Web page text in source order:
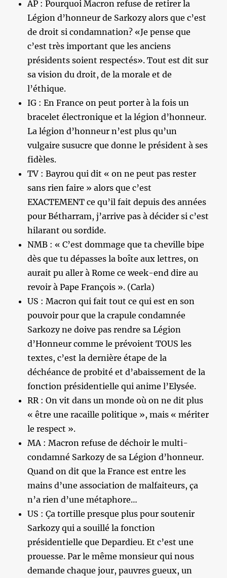
AP : Pourquoi Macron refuse de retirer la
Légion d’honneur de Sarkozy alors que c’est
de droit si condamnation? «Je pense que
c’est très important que les anciens
présidents soient respectés». Tout est dit sur
sa vision du droit, de la morale et de
l’éthique.
IG : En France on peut porter à la fois un
bracelet électronique et la légion d’honneur.
La légion d’honneur n’est plus qu’un
vulgaire susucre que donne le président à ses
fidèles.
TV : Bayrou qui dit « on ne peut pas rester
sans rien faire » alors que c’est
EXACTEMENT ce qu’il fait depuis des années
pour Bétharram, j’arrive pas à décider si c’est
hilarant ou sordide.
NMB : « C’est dommage que ta cheville bipe
dès que tu dépasses la boîte aux lettres, on
aurait pu aller à Rome ce week-end dire au
revoir à Pape François ». (Carla)
US : Macron qui fait tout ce qui est en son
pouvoir pour que la crapule condamnée
Sarkozy ne doive pas rendre sa Légion
d’Honneur comme le prévoient TOUS les
textes, c’est la dernière étape de la
déchéance de probité et d’abaissement de la
fonction présidentielle qui anime l’Elysée.
RR : On vit dans un monde où on ne dit plus
« être une racaille politique », mais « mériter
le respect ».
MA : Macron refuse de déchoir le multi-
condamné Sarkozy de sa Légion d’honneur.
Quand on dit que la France est entre les
mains d’une association de malfaiteurs, ça
n’a rien d’une métaphore…
US : Ça tortille presque plus pour soutenir
Sarkozy qui a souillé la fonction
présidentielle que Depardieu. Et c’est une
prouesse. Par le même monsieur qui nous
demande chaque jour, pauvres gueux, un